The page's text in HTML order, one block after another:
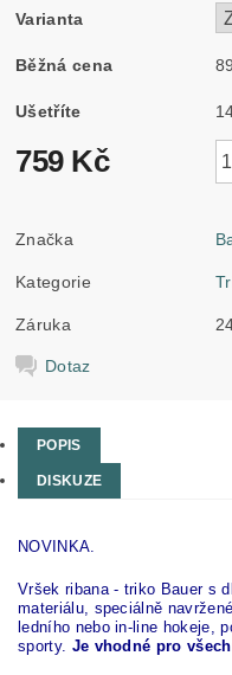
Varianta
Běžná cena
Ušetříte
759 Kč
Značka
Kategorie
Záruka
Dotaz
POPIS
DISKUZE
NOVINKA.
Vršek ribana - triko Bauer s
materiálu, speciálně
ledního nebo in-line hokeje,
sporty. Je vhodné pro